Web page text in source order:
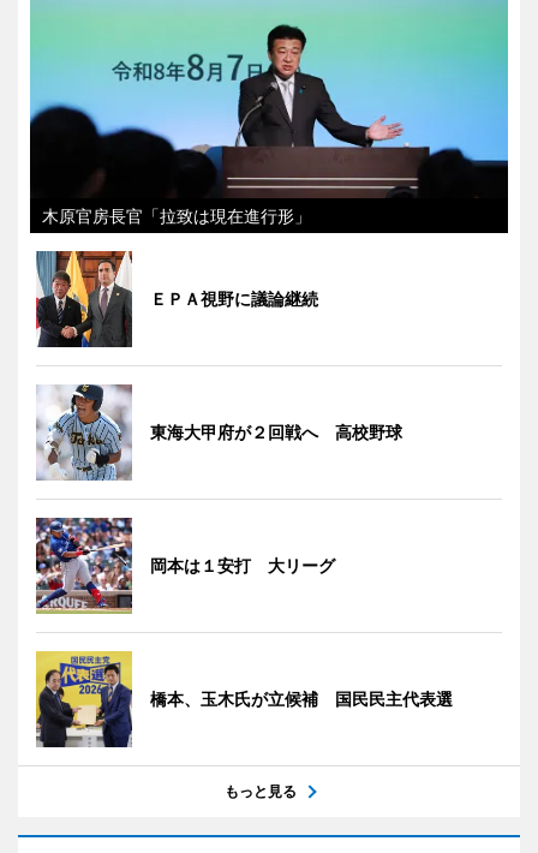
木原官房長官「拉致は現在進行形」
ＥＰＡ視野に議論継続
東海大甲府が２回戦へ 高校野球
岡本は１安打 大リーグ
橋本、玉木氏が立候補 国民民主代表選
もっと見る